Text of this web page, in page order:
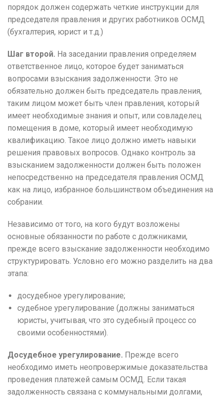
порядок должен содержать четкие инструкции для
председателя правления и других работников ОСМД
(бухгалтерия, юрист и т.д.)
Шаг второй. На заседании правления определяем
ответственное лицо, которое будет заниматься
вопросами взыскания задолженности. Это не
обязательно должен быть председатель правления,
таким лицом может быть член правления, который
имеет необходимые знания и опыт, или совладелец
помещения в доме, который имеет необходимую
квалификацию. Такое лицо должно иметь навыки
решения правовых вопросов. Однако контроль за
взысканием задолженности должен быть положен
непосредственно на председателя правления ОСМД
как на лицо, избранное большинством объединения на
собрании.
Независимо от того, на кого будут возложены
основные обязанности по работе с должниками,
прежде всего взыскание задолженности необходимо
структурировать. Условно его можно разделить на два
этапа:
досудебное урегулирование;
судебное урегулирование (должны заниматься
юристы, учитывая, что это судебный процесс со
своими особенностями).
Досудебное урегулирование. Прежде всего
необходимо иметь неопровержимые доказательства
проведения платежей самым ОСМД. Если такая
задолженность связана с коммунальными долгами,